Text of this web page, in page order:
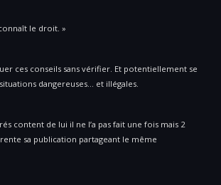
le droit. »
ces conseils sans vérifier. Et potentiellement se
dangereuses… et illégales.
content de lui il ne l’a pas fait une fois mais 2
sa publication partageant le même